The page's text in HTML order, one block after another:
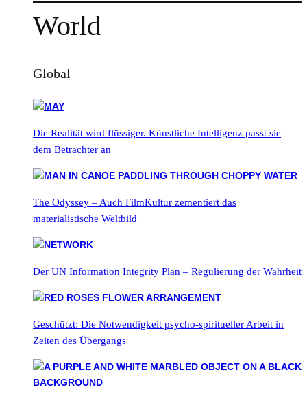
World
Global
Die Realität wird flüssiger. Künstliche Intelligenz passt sie
dem Betrachter an
The Odyssey – Auch FilmKultur zementiert das
materialistische Weltbild
Der UN Information Integrity Plan – Regulierung der Wahrheit
Geschützt: Die Notwendigkeit psycho-spiritueller Arbeit in
Zeiten des Übergangs